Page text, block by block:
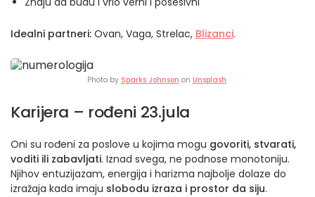
Idealni partneri: Ovan, Vaga, Strelac, Blizanci.
Photo by Sparks Johnson on Unsplash
Karijera – rođeni 23.jula
Oni su rođeni za poslove u kojima mogu govoriti, stvarati,
voditi ili zabavljati. Iznad svega, ne podnose monotoniju.
Njihov entuzijazam, energija i harizma najbolje dolaze do
izražaja kada imaju slobodu izraza i prostor da siju.